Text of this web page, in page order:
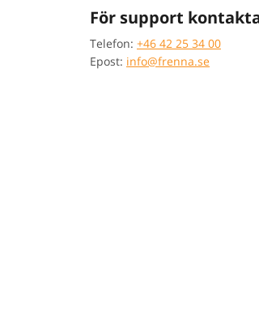
För support
Telefon: +46 42 25 34 00
Epost: info@frenna.se